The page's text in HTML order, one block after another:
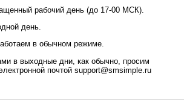
рабочий день (до 17-00 МСК).
день.
в обычном режиме.
в выходные дни, как обычно, просим
почтой support@smsimple.ru